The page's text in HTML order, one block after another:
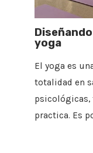
yoga
El yoga es
totalidad en
psicológicas,
practica. Es